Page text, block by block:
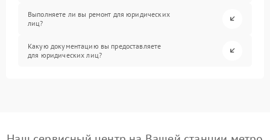
Выполняете ли вы ремонт для юридических
лиц?
Какую документацию вы предоставляете
для юридических лиц?